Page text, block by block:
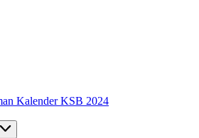
Kalender KSB 2024